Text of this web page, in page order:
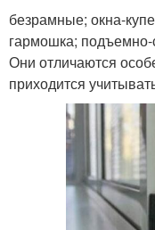
безрамные; окна-
гармошка;
Они отличаются
приходится